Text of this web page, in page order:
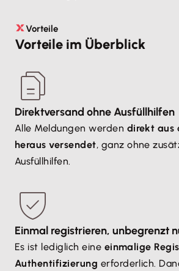
Vorteile
Vorteile im Überblick
Direktversand ohne Ausfüllhilfen
Alle Meldungen werden direkt aus
heraus versendet, ganz ohne
Ausfüllhilfen.
Einmal registrieren, unbegrenzt
Es ist lediglich eine einmalige
Authentifizierung erforderlich.